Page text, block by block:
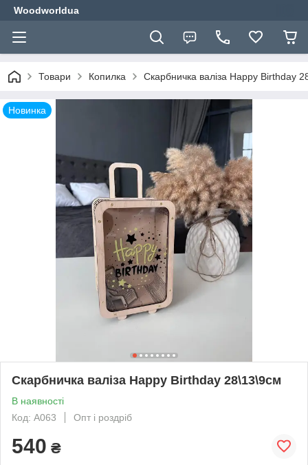
Woodworldua
Товари Копилка Скарбничка валіза Happy Birthday
Новинка
Скарбничка валіза Happy Birthday 28\13\9см
В наявності
Код: А063
Опт і роздріб
540 ₴